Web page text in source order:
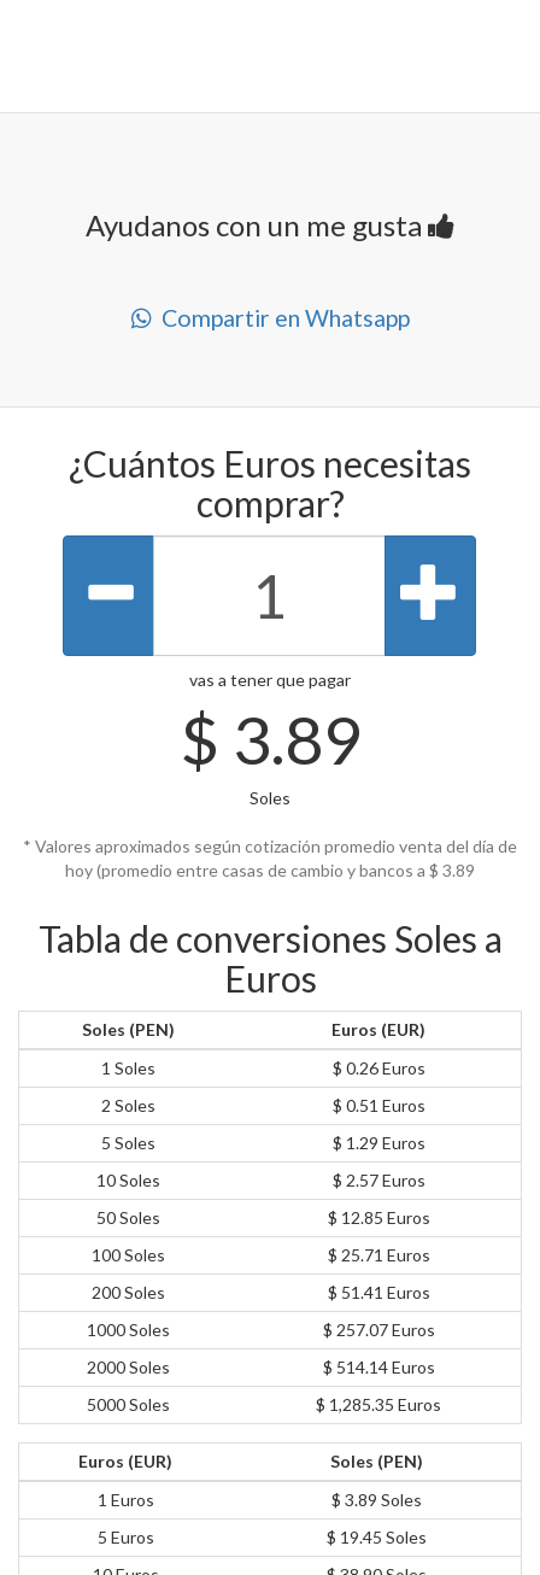
Ayudanos con un me gusta
Compartir en Whatsapp
¿Cuántos Euros necesitas
comprar?
vas a tener que pagar
$ 3.89
Soles
* Valores aproximados según cotización promedio venta del día de
hoy (promedio entre casas de cambio y bancos a $ 3.89
Tabla de conversiones Soles a
Euros
Soles (PEN)
Euros (EUR)
1 Soles
$ 0.26 Euros
2 Soles
$ 0.51 Euros
5 Soles
$ 1.29 Euros
10 Soles
$ 2.57 Euros
50 Soles
$ 12.85 Euros
100 Soles
$ 25.71 Euros
200 Soles
$ 51.41 Euros
1000 Soles
$ 257.07 Euros
2000 Soles
$ 514.14 Euros
5000 Soles
$ 1,285.35 Euros
Euros (EUR)
Soles (PEN)
1 Euros
$ 3.89 Soles
5 Euros
$ 19.45 Soles